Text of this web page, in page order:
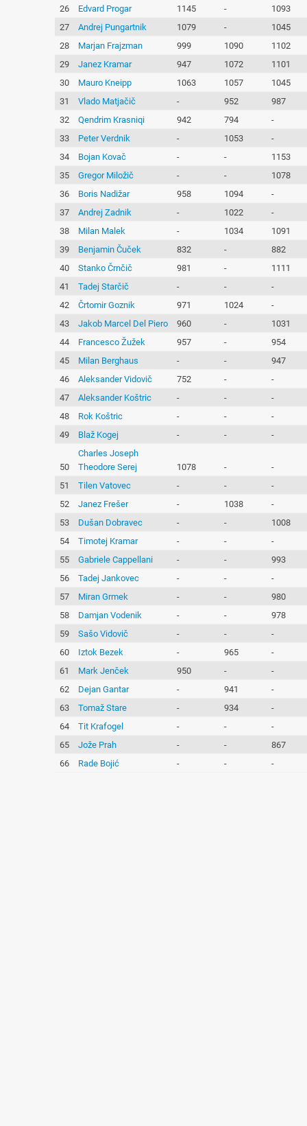
26
Edvard Progar 1145 -
1093
27
Andrej Pungartnik 1079 -
1045
28
Marjan Frajzman 999 1090
1102
29
Janez Kramar 947 1072
1101
30
Mauro Kneipp 1063 1057
1045
31
Vlado Matjačič - 952
987
32
Qendrim Krasniqi 942 794
-
33
Peter Verdnik - 1053
-
34
Bojan Kovač - -
1153
35
Gregor Miložič - -
1078
36
Boris Nadižar 958 1094
-
37
Andrej Zadnik - 1022
-
38
Milan Malek - 1034
1091
39
Benjamin Čuček 832 -
882
40
Stanko Črnčič 981 -
1111
41
Tadej Starčič - -
-
42
Črtomir Goznik 971 1024
-
43
Jakob Marcel Del Piero 960 -
1031
44
Francesco Žužek 957 -
954
45
Milan Berghaus - -
947
46
Aleksander Vidovič 752 -
-
47
Aleksander Koštric - -
-
48
Rok Koštric - -
-
49
Blaž Kogej - - -
50
Charles Joseph
Theodore Serej
1078 -
-
51
Tilen Vatovec - -
-
52
Janez Frešer - 1038
-
53
Dušan Dobravec - -
1008
54
Timotej Kramar - -
-
55
Gabriele Cappellani - -
993
56
Tadej Jankovec - -
-
57
Miran Grmek - -
980
58
Damjan Vodenik - -
978
59
Sašo Vidovič - -
-
60
Iztok Bezek - 965
-
61
Mark Jenček 950 -
-
62
Dejan Gantar - 941
-
63
Tomaž Stare - 934
-
64
Tit Krafogel - -
-
65
Jože Prah - -
867
66
Rade Bojić - - -